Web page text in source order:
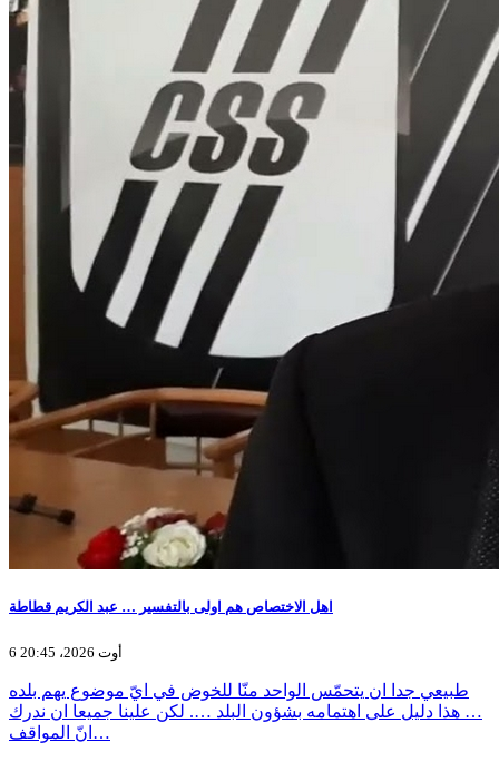
اهل الاختصاص هم اولى بالتفسير … عبد الكريم قطاطة
6 أوت 2026، 20:45
طبيعي جدا ان يتحمّس الواحد منّا للخوض في ايّ موضوع يهم بلده
… هذا دليل على اهتمامه بشؤون البلد …. لكن علينا جميعا ان ندرك
انّ المواقف…